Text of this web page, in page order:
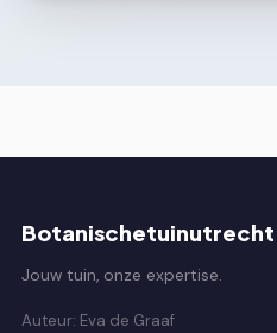
Botanischetuinutrecht
Jouw tuin, onze expertise.
Auteur: Eva de Graaf